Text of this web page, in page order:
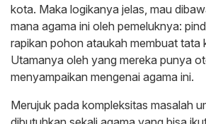
kota. Maka logikanya jelas, mau
mana agama ini oleh pemeluknya:
rapikan pohon ataukah membuat tata
Utamanya oleh yang mereka punya
menyampaikan mengenai agama ini.
Merujuk pada kompleksitas masalah